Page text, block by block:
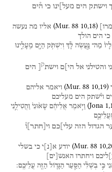
וישתק הים מעל]ינו כי ה֯ים
מרו (Mur. 88 10,18) אליו מה נעשה
כי הים הולך
מַה־ נַּ֣עֲשֶׂה לָּ֔ךְ וְיִשְׁתֹּ֥ק הַיָּ֖ם מֵֽעָלֵ֑ינוּ
והטילני אל הי]ם וישתק
הים
(Mur. 88 10,19) ויאמר אליהם
ים וי֯שתק הים מעליכם
(Jona 1, וַיֹּ֣אמֶר אֲלֵיהֶ֗ם שָׂא֙וּנִי֙ וַהֲטִילֻ֣נִי
הגדול הזה עלי]כם וי חתר ו֯
(Mur. 88 10, יודע א נ י כי בשלי
ליכם ויחתרו האנש ים
כִּ֣י בְשֶׁלִּ֔י הַסַּ֧עַר הַגָּד֛וֹל הַזֶּ֖ה עֲלֵיכֶֽם׃